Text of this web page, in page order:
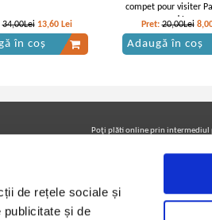
de rețele sociale și
publicitate și de
34,00Lei 13,60 Lei
în coș
compet pour visiter
gand Louvre
Pret:20,00Lei
Adaugă în coș
Poţi plăti online prin intermediul
Urmăreşte-ne pe facebook pentru